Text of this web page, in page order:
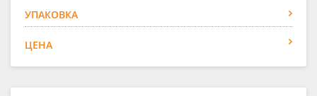
УПАКОВКА
ЦЕНА